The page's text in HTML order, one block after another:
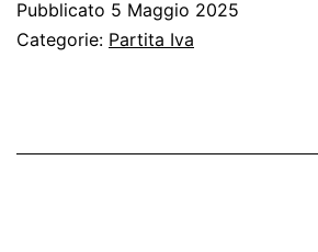
Codice
Pubblicato 5 Maggio 2025
Categorie: Partita Iva